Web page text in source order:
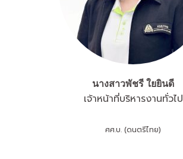
นางสาวพัชรี ใยยินดี
เจ้าหน้าที่บริหารงานทั่วไป
ศศ.บ. (ดนตรีไทย)